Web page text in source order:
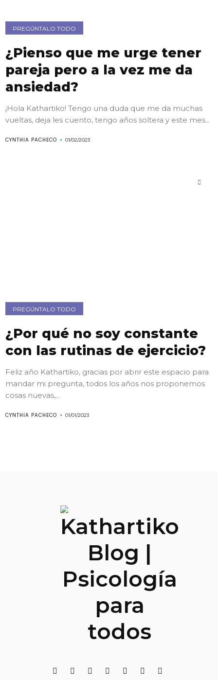
PREGÚNTALO TODO
¿Pienso que me urge tener
pareja pero a la vez me da
ansiedad?
¡Hola Kathartiko! Tengo una duda que me da muchas
vueltas, deja les cuento, tengo años soltera y este mes...
CYNTHIA PACHECO 01/02/2023
PREGÚNTALO TODO
¿Por qué no soy constante
con las rutinas de ejercicio?
Feliz año Kathartiko, gracias por abrir este espacio para
mandar mi pregunta, todos los años nos proponemos
cosas nuevas,...
CYNTHIA PACHECO 01/01/2023